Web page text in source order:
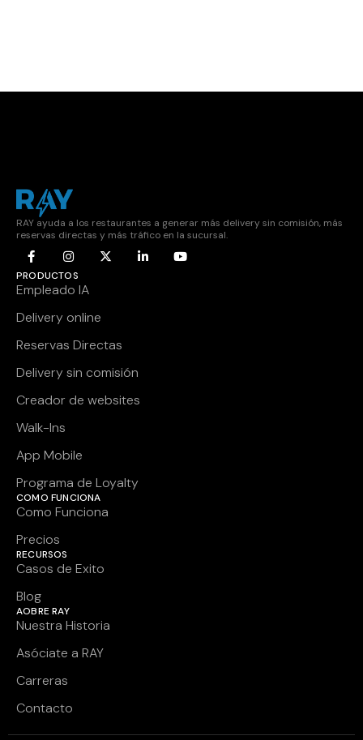
RAY ayuda a los restaurantes a generar más delivery sin comisión, más
reservas directas y más tráfico en la sucursal.
PRODUCTOS
Empleado IA
Delivery online
Reservas Directas
Delivery sin comisión
Creador de websites
Walk-Ins
App Mobile
Programa de Loyalty
COMO FUNCIONA
Como Funciona
Precios
RECURSOS
Casos de Exito
Blog
AOBRE RAY
Nuestra Historia
Asóciate a RAY
Carreras
Contacto